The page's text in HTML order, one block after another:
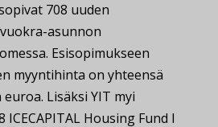
708 uuden
asunnon
Esisopimukseen
myyntihinta on yhteensä
Lisäksi YIT myi
Housing Fund I